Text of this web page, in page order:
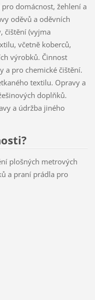
domácnost, žehlení a
oděvů a oděvních
čištění (vyjma
včetně koberců,
výrobků. Činnost
a pro chemické čištění.
textilu. Opravy a
doplňků.
a údržba jiného
plošných metrových
a praní prádla pro